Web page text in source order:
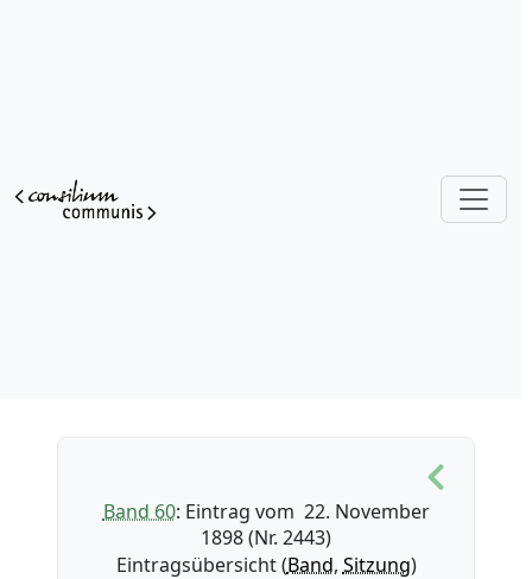
Band 60: Eintrag vom 22. November
1898 (Nr. 2443)
Eintragsübersicht (Band, Sitzung)